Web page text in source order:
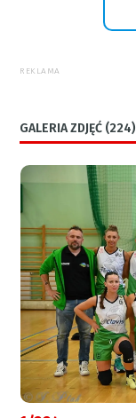
REKLAMA
GALERIA ZDJĘĆ (224)